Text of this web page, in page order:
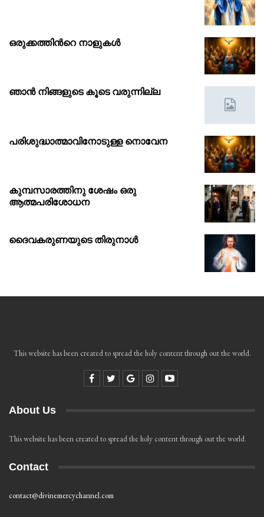
ഒരുക്കത്തിൻറെ നാളുകൾ
ഞാൻ നിങ്ങളുടെ കൂടെ വരുന്നില്ല
പരിശുദ്ധാത്മാവിനോടുള്ള നൊവേന
കുമ്പസാരത്തിനു ശേഷം ഒരു
ആത്മപരിശോധന
ദൈവകരുണയുടെ തിരുനാൾ
This website has been created to spread the holy content through out the world.
About Us
This website has been created to spread the holy content through out the world.
Contact
contact@divinemercychannel.com